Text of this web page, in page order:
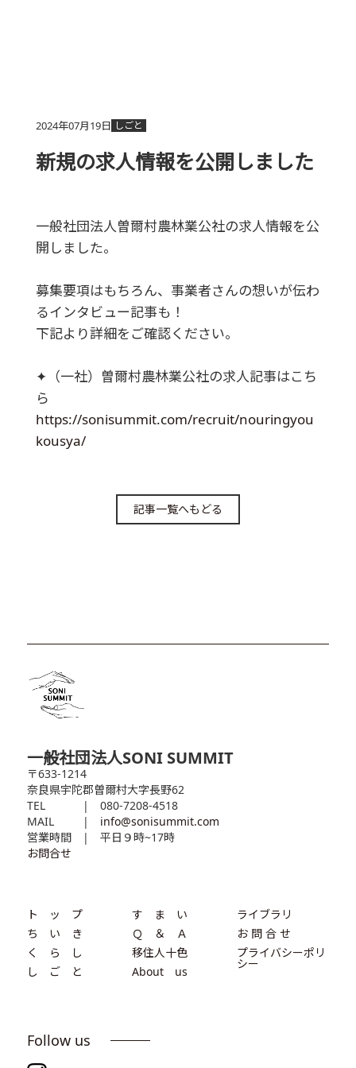
2024年07月19日 しごと
新規の求人情報を公開しました
一般社団法人曽爾村農林業公社の求人情報を公
開しました。
募集要項はもちろん、事業者さんの想いが伝わ
るインタビュー記事も！
下記より詳細をご確認ください。
✦（一社）曽爾村農林業公社の求人記事はこち
ら
https://sonisummit.com/recruit/nouringyou
kousya/
記事一覧へもどる
一般社団法人SONI SUMMIT
〒633-1214
奈良県宇陀郡曽爾村大字長野62
TEL
| 080-7208-4518
MAIL
| info@sonisummit.com
営業時間| 平日９時~17時
お問合せ
ト ッ プ
ち い き
く ら し
し ご と
す ま い
Ｑ ＆ Ａ
移住人十色
About us
ライブラリ
お 問 合 せ
プライバシーポリ
シー
Follow us